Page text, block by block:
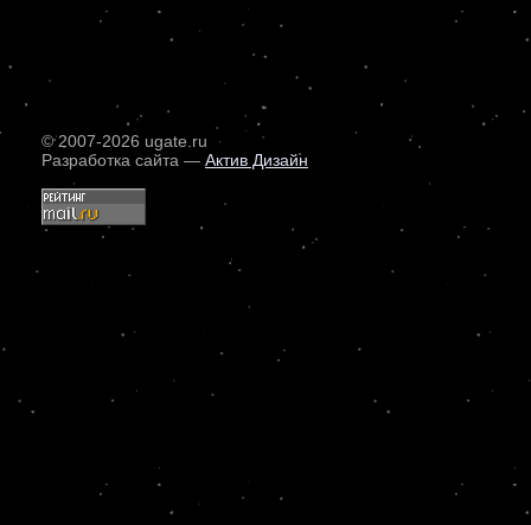
© 2007-2026 ugate.ru
Разработка сайта — Актив Дизайн